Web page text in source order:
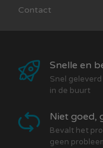
Ford C-Max:
Ford Explorer:
Ford Fiesta:2002
Ford Focus:<--
Ford Galaxy:<--
Ford Granada:
Contact
Snelle en
Snel
in de buurt
Niet goed,
Bevalt het
geen